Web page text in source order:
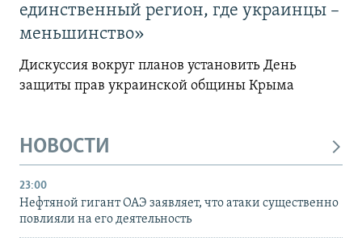
единственный регион, где украинцы –
меньшинство»
Дискуссия вокруг планов установить День
защиты прав украинской общины Крыма
НОВОСТИ
23:00
Нефтяной гигант ОАЭ заявляет, что атаки существенно
повлияли на его деятельность